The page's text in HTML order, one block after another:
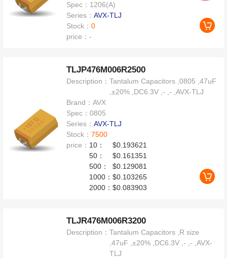
Spec： 1206(A)
Series：AVX-TLJ
Stock：0
price：-
TLJP476M006R2500
Description：Tantalum Capacitors ,0805 ,47uF
,±20% ,DC6.3V ,- ,- ,AVX-TLJ
Brand：AVX
Spec：0805
Series：AVX-TLJ
Stock：7500
price： 10：
$0.193621
50：
$0.161351
500：
$0.129081
1000：$0.103265
2000：$0.083903
TLJR476M006R3200
Description：Tantalum Capacitors ,R size
,47uF ,±20% ,DC6.3V ,- ,- ,AVX-
TLJ